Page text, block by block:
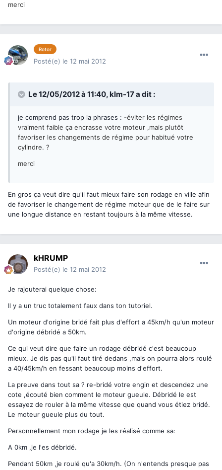
merci
Rotor
Posté(e) le 12 mai 2012
Le 12/05/2012 à 11:40, klm-17 a dit :
je comprend pas trop la phrases : -éviter les régimes
vraiment faible ça encrasse votre moteur ,mais plutôt
favoriser les changements de régime pour habitué votre
cylindre. ?
merci
En gros ça veut dire qu'il faut mieux faire son rodage en ville afin
de favoriser le changement de régime moteur que de le faire sur
une longue distance en restant toujours à la même vitesse.
kHRUMP
Posté(e) le 12 mai 2012
Je rajouterai quelque chose:
Il y a un truc totalement faux dans ton tutoriel.
Un moteur d'origine bridé fait plus d'effort a 45km/h qu'un moteur
d'origine débridé a 50km.
Ce qui veut dire que faire un rodage débridé c'est beaucoup
mieux. Je dis pas qu'il faut tiré dedans ,mais on pourra alors roulé
a 40/45km/h en fessant beaucoup moins d'effort.
La preuve dans tout sa ? re-bridé votre engin et descendez une
cote ,écouté bien comment le moteur gueule. Débridé le est
essayez de rouler à la même vitesse que quand vous étiez bridé.
Le moteur gueule plus du tout.
Personnellement mon rodage je les réalisé comme sa:
A 0km ,je l'es débridé.
Pendant 50km ,je roulé qu'a 30km/h. (On n'entends presque pas